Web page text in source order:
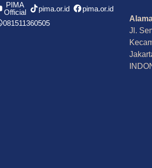
PIMA
Official
pima.or.id
pima.or.id
081511360505
Jl.